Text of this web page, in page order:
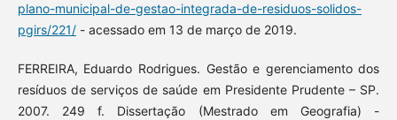
plano-municipal-de-gestao-integrada-de-residuos-solidos-
pgirs/221/- acessado em 13 de março de 2019.
FERREIRA, Eduardo Rodrigues. Gestão e gerenciamento dos
resíduos de serviços de saúde em Presidente Prudente – SP.
2007. 249 f. Dissertação (Mestrado em Geografia) -